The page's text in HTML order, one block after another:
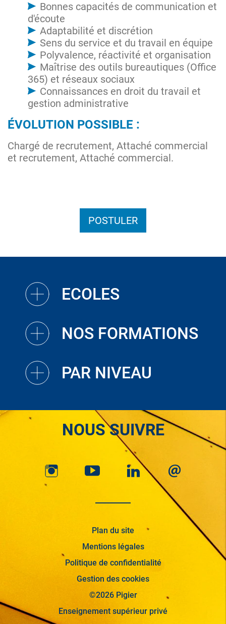
Bonnes capacités de communication et
d'écoute
Adaptabilité et discrétion
Sens du service et du travail en équipe
Polyvalence, réactivité et organisation
Maîtrise des outils bureautiques (Office
365) et réseaux sociaux
Connaissances en droit du travail et
gestion administrative
ÉVOLUTION POSSIBLE :
Chargé de recrutement, Attaché commercial
et recrutement, Attaché commercial.
POSTULER
ECOLES
NOS FORMATIONS
PAR NIVEAU
NOUS SUIVRE
Plan du site
Mentions légales
Politique de confidentialité
Gestion des cookies
©2026 Pigier
Enseignement supérieur privé